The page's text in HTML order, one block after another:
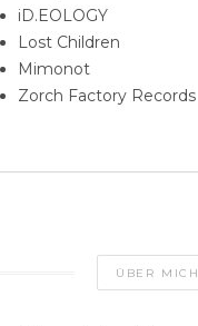
iD.EOLOGY
Lost Children
Mimonot
Zorch Factory Records
ÜBER MICH